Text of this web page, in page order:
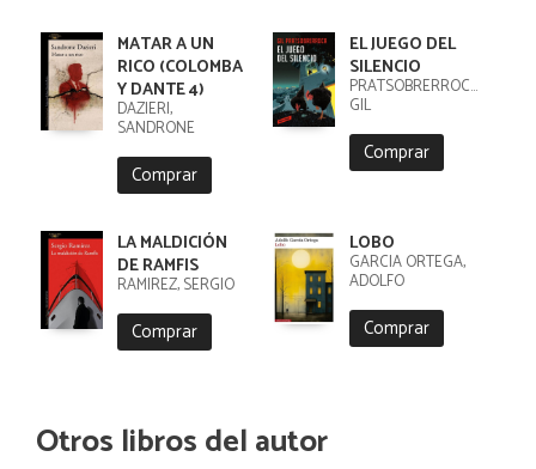
MATAR A UN
RICO (COLOMBA
Y DANTE 4)
DAZIERI,
SANDRONE
Comprar
EL JUEGO DEL
SILENCIO
PRATSOBRERROCA,
GIL
Comprar
LA MALDICIÓN
DE RAMFIS
RAMIREZ, SERGIO
Comprar
LOBO
GARCIA ORTEGA,
ADOLFO
Comprar
Otros libros del autor